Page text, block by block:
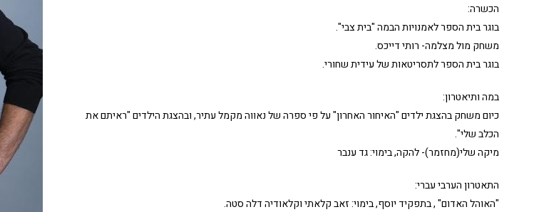
הכשרה:
בוגר בית הספר לאמנויות הבמה "בית צבי".
משחק מול מצלמה- רותי דייכס.
בוגר בית הספר לתסריטאות של עידית שחורי.
במה ותיאטרון:
כיום משחק בהצגת ילדים "האיחור האחרון" על פי ספרה של נאווה מקמל עתיר, ובהצגת הילדים "ראיתם את
הכלב שלי".
מיקה שלי(מחזמר)- להקה, בימוי: גד ענבר
התאטרון הערבי עברי:
"האוהל האדום" , בתפקיד יוסף, בימוי: זאב קלאתי וקלאודיה דלה סטה.